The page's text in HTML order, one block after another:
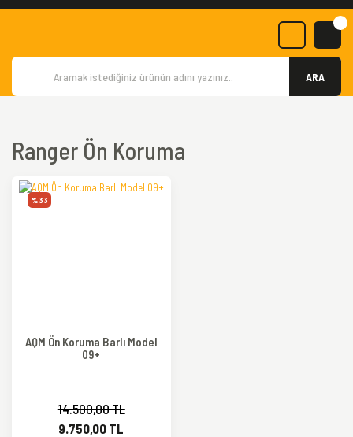
ARA
Ranger Ön Koruma
%33
AQM Ön Koruma Barlı Model
09+
14.500,00 TL
9.750,00 TL